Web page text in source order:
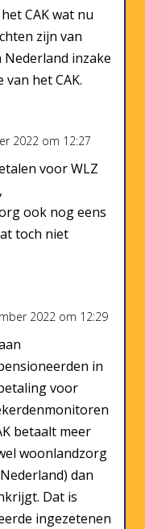
CAK wat nu
zijn van
inzake
van het CAK.
2022 om 12:27
voor WLZ
ook nog eens
toch niet
2022 om 12:29
in
voor
betaalt meer
woonlandzorg
dan
Dat is
ingezetenen